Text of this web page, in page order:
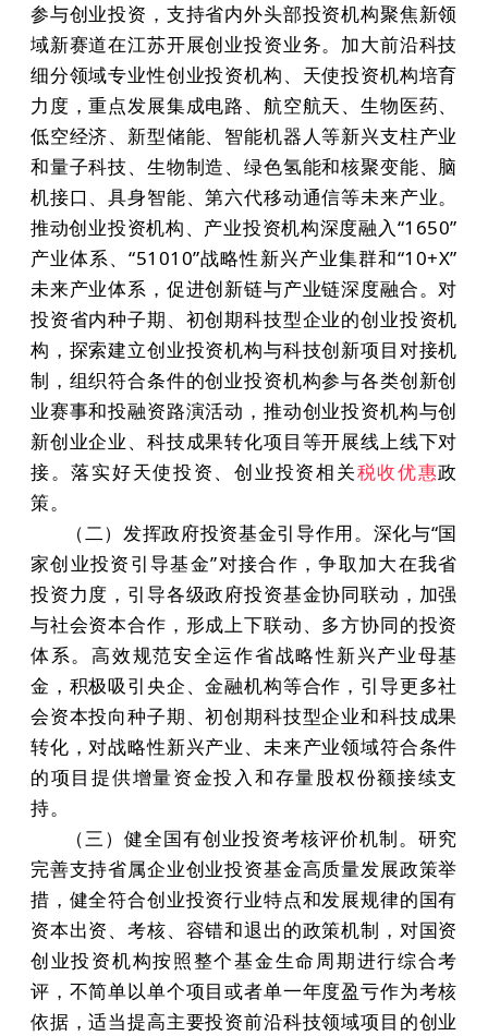
参与创业投资，支持省内外头部投资机构聚焦新领
域新赛道在江苏开展创业投资业务。加大前沿科技
细分领域专业性创业投资机构、天使投资机构培育
力度，重点发展集成电路、航空航天、生物医药、
低空经济、新型储能、智能机器人等新兴支柱产业
和量子科技、生物制造、绿色氢能和核聚变能、脑
机接口、具身智能、第六代移动通信等未来产业。
推动创业投资机构、产业投资机构深度融入“1650”
产业体系、“51010”战略性新兴产业集群和“10+X”
未来产业体系，促进创新链与产业链深度融合。对
投资省内种子期、初创期科技型企业的创业投资机
构，探索建立创业投资机构与科技创新项目对接机
制，组织符合条件的创业投资机构参与各类创新创
业赛事和投融资路演活动，推动创业投资机构与创
新创业企业、科技成果转化项目等开展线上线下对
接。落实好天使投资、创业投资相关税收优惠政
策。
（二）发挥政府投资基金引导作用。深化与“国
家创业投资引导基金”对接合作，争取加大在我省
投资力度，引导各级政府投资基金协同联动，加强
与社会资本合作，形成上下联动、多方协同的投资
体系。高效规范安全运作省战略性新兴产业母基
金，积极吸引央企、金融机构等合作，引导更多社
会资本投向种子期、初创期科技型企业和科技成果
转化，对战略性新兴产业、未来产业领域符合条件
的项目提供增量资金投入和存量股权份额接续支
持。
（三）健全国有创业投资考核评价机制。研究
完善支持省属企业创业投资基金高质量发展政策举
措，健全符合创业投资行业特点和发展规律的国有
资本出资、考核、容错和退出的政策机制，对国资
创业投资机构按照整个基金生命周期进行综合考
评，不简单以单个项目或者单一年度盈亏作为考核
依据，适当提高主要投资前沿科技领域项目的创业